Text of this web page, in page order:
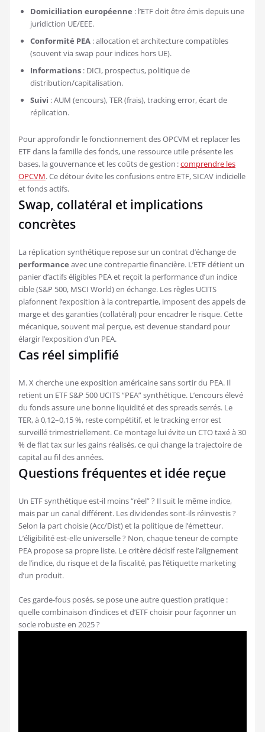
Domiciliation européenne : l’ETF doit être émis depuis une
juridiction UE/EEE.
Conformité PEA : allocation et architecture compatibles
(souvent via swap pour indices hors UE).
Informations : DICI, prospectus, politique de
distribution/capitalisation.
Suivi : AUM (encours), TER (frais), tracking error, écart de
réplication.
Pour approfondir le fonctionnement des OPCVM et replacer les
ETF dans la famille des fonds, une ressource utile présente les
bases, la gouvernance et les coûts de gestion :comprendre les
OPCVM. Ce détour évite les confusions entre ETF, SICAV indicielle
et fonds actifs.
Swap, collatéral et implications
concrètes
La réplication synthétique repose sur un contrat d’échange de
performance avec une contrepartie financière. L’ETF détient un
panier d’actifs éligibles PEA et reçoit la performance d’un indice
cible (S&P 500, MSCI World) en échange. Les règles UCITS
plafonnent l’exposition à la contrepartie, imposent des appels de
marge et des garanties (collatéral) pour encadrer le risque. Cette
mécanique, souvent mal perçue, est devenue standard pour
élargir l’exposition d’un PEA.
Cas réel simplifié
M. X cherche une exposition américaine sans sortir du PEA. Il
retient un ETF S&P 500 UCITS “PEA” synthétique. L’encours élevé
du fonds assure une bonne liquidité et des spreads serrés. Le
TER, à 0,12–0,15 %, reste compétitif, et le tracking error est
surveillé trimestriellement. Ce montage lui évite un CTO taxé à 30
% de flat tax sur les gains réalisés, ce qui change la trajectoire de
capital au fil des années.
Questions fréquentes et idée reçue
Un ETF synthétique est-il moins “réel” ? Il suit le même indice,
mais par un canal différent. Les dividendes sont-ils réinvestis ?
Selon la part choisie (Acc/Dist) et la politique de l’émetteur.
L’éligibilité est-elle universelle ? Non, chaque teneur de compte
PEA propose sa propre liste. Le critère décisif reste l’alignement
de l’indice, du risque et de la fiscalité, pas l’étiquette marketing
d’un produit.
Ces garde-fous posés, se pose une autre question pratique :
quelle combinaison d’indices et d’ETF choisir pour façonner un
socle robuste en 2025 ?